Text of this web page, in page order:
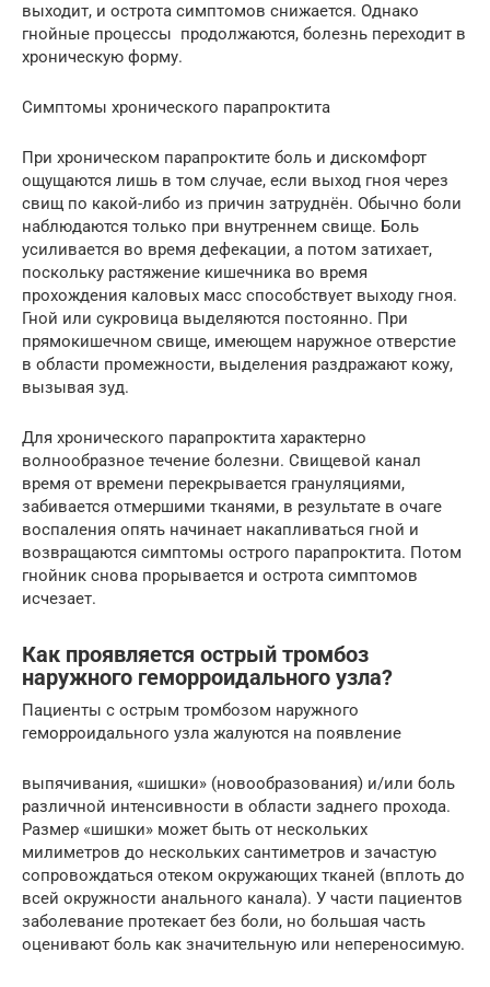
выходит, и острота симптомов снижается. Однако
гнойные процессы продолжаются, болезнь переходит в
хроническую форму.
Симптомы хронического парапроктита
При хроническом парапроктите боль и дискомфорт
ощущаются лишь в том случае, если выход гноя через
свищ по какой-либо из причин затруднён. Обычно боли
наблюдаются только при внутреннем свище. Боль
усиливается во время дефекации, а потом затихает,
поскольку растяжение кишечника во время
прохождения каловых масс способствует выходу гноя.
Гной или сукровица выделяются постоянно. При
прямокишечном свище, имеющем наружное отверстие
в области промежности, выделения раздражают кожу,
вызывая зуд.
Для хронического парапроктита характерно
волнообразное течение болезни. Свищевой канал
время от времени перекрывается грануляциями,
забивается отмершими тканями, в результате в очаге
воспаления опять начинает накапливаться гной и
возвращаются симптомы острого парапроктита. Потом
гнойник снова прорывается и острота симптомов
исчезает.
Как проявляется острый тромбоз
наружного геморроидального узла?
Пациенты с острым тромбозом наружного
геморроидального узла жалуются на появление
выпячивания, «шишки» (новообразования) и/или боль
различной интенсивности в области заднего прохода.
Размер «шишки» может быть от нескольких
милиметров до нескольких сантиметров и зачастую
сопровождаться отеком окружающих тканей (вплоть до
всей окружности анального канала). У части пациентов
заболевание протекает без боли, но большая часть
оценивают боль как значительную или непереносимую.